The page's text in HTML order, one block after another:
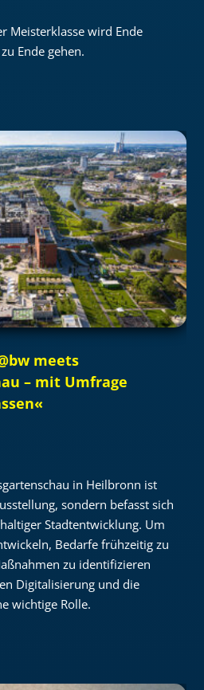
Meisterklasse wird Ende
Ende gehen.
meets
– mit Umfrage
in Heilbronn ist
sondern befasst sich
Stadtentwicklung. Um
Bedarfe frühzeitig zu
zu identifizieren
Digitalisierung und die
wichtige Rolle.